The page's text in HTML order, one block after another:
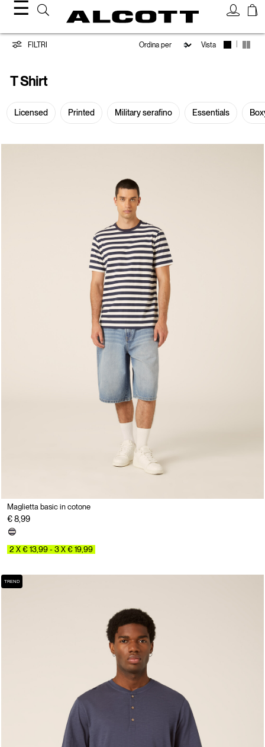
☰
T-
Shirt
FILTRI Vista
T Shirt
Licensed Printed Military serafino Essentials
Maglietta basic in cotone
€ 8,99
2 X € 13,99 - 3 X € 19,99
TREND